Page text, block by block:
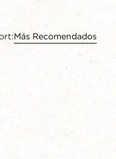
Más Recomendados